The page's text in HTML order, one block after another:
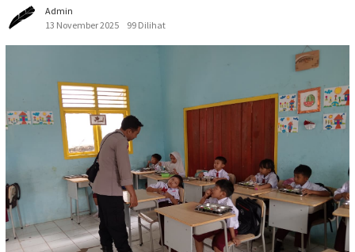
Admin
13 November 2025
99 Dilihat